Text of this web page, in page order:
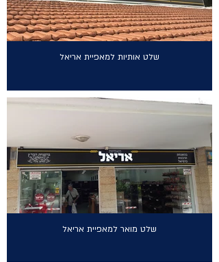
שלט אותיות למאפיית אריאל
שלט מואר למאפיית אריאל